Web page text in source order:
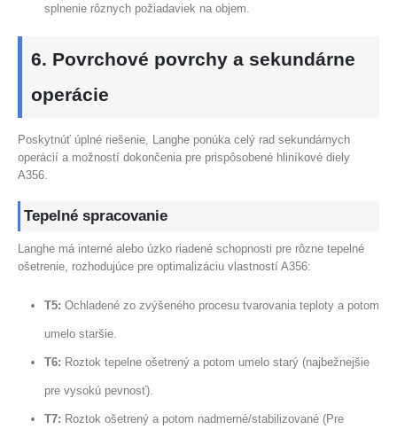
splnenie rôznych požiadaviek na objem.
6. Povrchové povrchy a sekundárne
operácie
Poskytnúť úplné riešenie, Langhe ponúka celý rad sekundárnych
operácií a možností dokončenia pre prispôsobené hliníkové diely
A356.
Tepelné spracovanie
Langhe má interné alebo úzko riadené schopnosti pre rôzne tepelné
ošetrenie, rozhodujúce pre optimalizáciu vlastností A356:
T5: Ochladené zo zvýšeného procesu tvarovania teploty a potom
umelo staršie.
T6: Roztok tepelne ošetrený a potom umelo starý (najbežnejšie
pre vysokú pevnosť).
T7: Roztok ošetrený a potom nadmerné/stabilizované (Pre